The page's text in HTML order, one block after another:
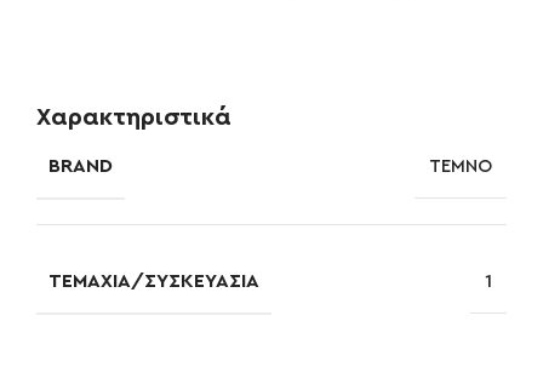
Χαρακτηριστικά
BRAND TEMNO
ΤΕΜΆΧΙΑ/ΣΥΣΚΕΥΑΣΊΑ 1